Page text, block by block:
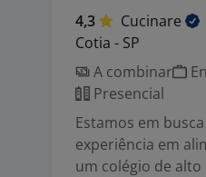
4,3
Cucinare
Cotia - SP
A combinar
Presencial
Estamos em
experiência em
um colégio de